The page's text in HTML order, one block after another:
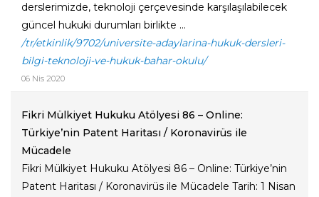
derslerimizde, teknoloji çerçevesinde karşılaşılabilecek
güncel hukuki durumları birlikte ...
/tr/etkinlik/9702/universite-adaylarina-hukuk-dersleri-
bilgi-teknoloji-ve-hukuk-bahar-okulu/
06 Nis 2020
Fikri Mülkiyet Hukuku Atölyesi 86 – Online:
Türkiye’nin Patent Haritası / Koronavirüs ile
Mücadele
Fikri Mülkiyet Hukuku Atölyesi 86 – Online: Türkiye’nin
Patent Haritası / Koronavirüs ile Mücadele Tarih: 1 Nisan